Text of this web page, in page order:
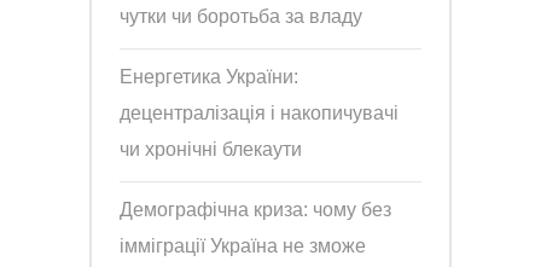
чутки чи боротьба за владу
Енергетика України:
децентралізація і накопичувачі
чи хронічні блекаути
Демографічна криза: чому без
імміграції Україна не зможе